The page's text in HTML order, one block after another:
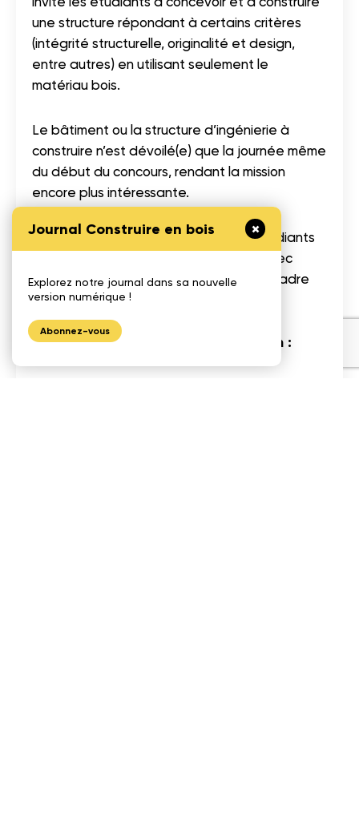
Journal Construire en bois
Explorez notre journal dans sa nouvelle
version numérique !
Abonnez-vous
une structure répondant à certains critères
(intégrité structurelle, originalité et design,
entre autres) en utilisant seulement le
matériau bois.
Le bâtiment ou la structure d’ingénierie à
construire n’est dévoilé(e) que la journée même
du début du concours, rendant la mission
encore plus intéressante.
Le Défi est aussi l’occasion pour les étudiants
de rencontrer plusieurs intervenants avec
lesquels ils auront à collaborer dans le cadre
de leur parcours professionnel.
Pour plus d’information et inscription :